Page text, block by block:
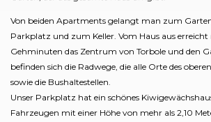
Von beiden Apartments gelangt man zum
Parkplatz und zum Keller. Vom Haus aus
Gehminuten das Zentrum von Torbole und den
befinden sich die Radwege, die alle Orte des
sowie die Bushaltestellen.
Unser Parkplatz hat ein schönes
Fahrzeugen mit einer Höhe von mehr als 2,10